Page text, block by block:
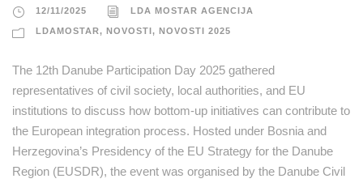
12/11/2025 LDA MOSTAR AGENCIJA
LDAMOSTAR, NOVOSTI , NOVOSTI 2025
The 12th Danube Participation Day 2025 gathered
representatives of civil society, local authorities, and EU
institutions to discuss how bottom-up initiatives can contribute to
the European integration process. Hosted under Bosnia and
Herzegovina’s Presidency of the EU Strategy for the Danube
Region (EUSDR), the event was organised by the Danube Civil